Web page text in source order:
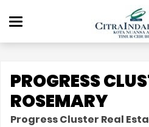
PROGRESS
ROSEMARY
Progress Cluster Real